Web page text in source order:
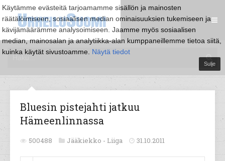
Käytämme evästeitä tarjoamamme sisällön ja mainosten
räätälöimiseen, sosiaalisen median ominaisuuksien tukemiseen ja
kävijämäärämme analysoimiseen. Jaamme myös sosiaalisen
median, mainosalan ja analytiikka-alan kumppaneillemme tietoa siitä,
kuinka käytät sivustoamme. Näytä tiedot
Sulje
Bluesin pistejahti jatkuu
Hämeenlinnassa
500488 Jääkiekko - Liiga 31.10.2011